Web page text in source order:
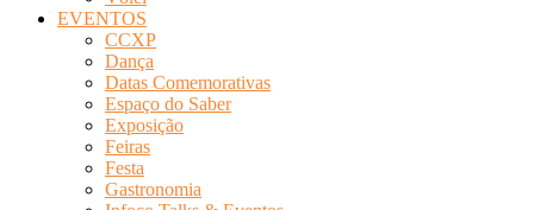
EVENTOS
CCXP
Dança
Datas Comemorativas
Espaço do Saber
Exposição
Feiras
Festa
Gastronomia